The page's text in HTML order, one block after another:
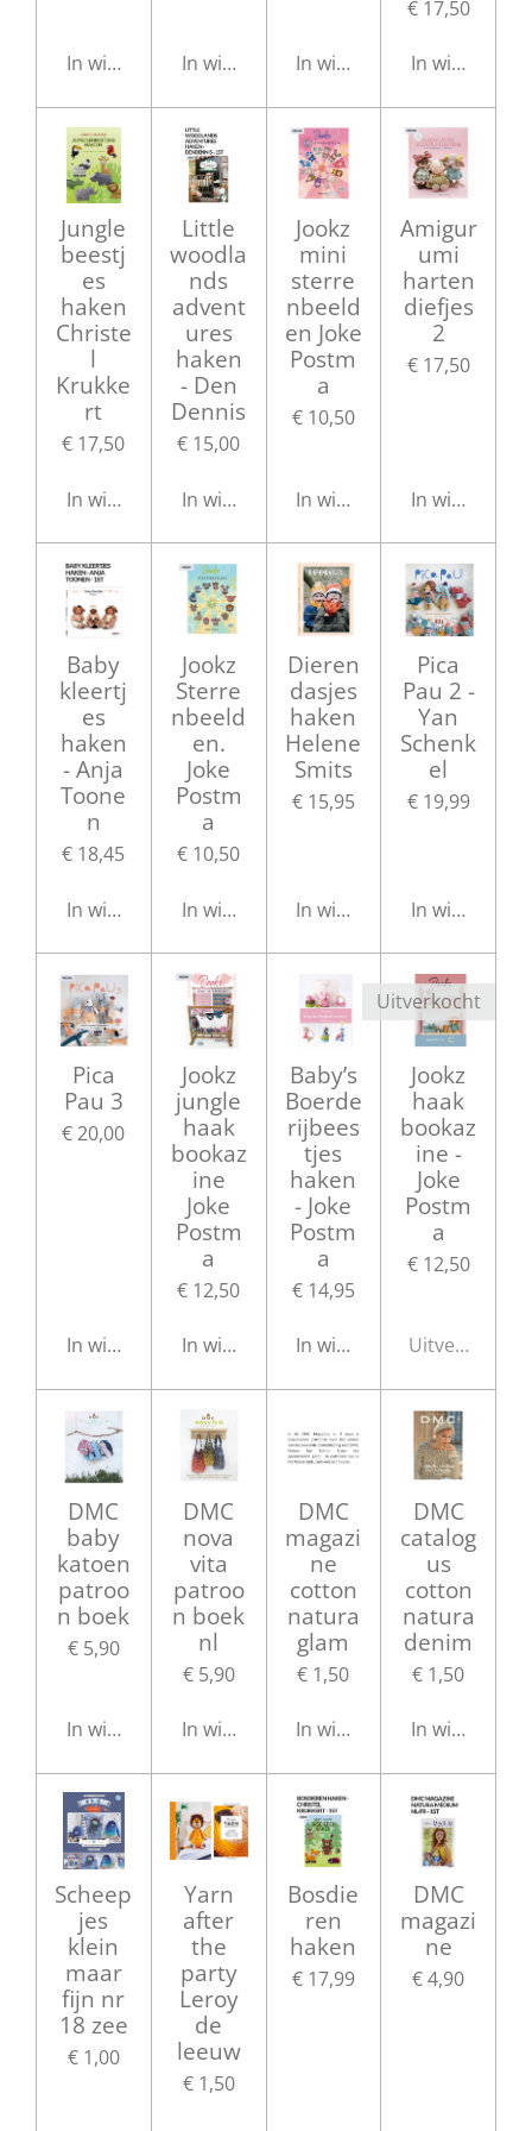
In winkelwagenIn winkelwagenIn winkelwagen
€ 17,50
In
Jungle
beestj
es
haken
Christe
l
Krukke
rt
€ 17,50
In winkelwagen
Little
woodla
nds
advent
ures
haken
- Den
Dennis
€ 15,00
In winkelwagen
Jookz
mini
sterre
nbeeld
en Joke
Postm
a
€ 10,50
In winkelwagen
Amigur
umi
harten
diefjes
2
€ 17,50
In
Baby
kleertj
es
haken
- Anja
Toone
n
€ 18,45
In winkelwagen
Jookz
Sterre
nbeeld
en.
Joke
Postm
a
€ 10,50
In winkelwagen
Dieren
dasjes
haken
Helene
Smits
€ 15,95
In winkelwagen
Pica
Pau 2 -
Yan
Schenk
el
€ 19,99
In
Pica
Pau 3
€ 20,00
In winkelwagen
Jookz
jungle
haak
bookaz
ine
Joke
Postm
a
€ 12,50
In winkelwagen
Baby’s
Boerde
rijbees
tjes
haken
- Joke
Postm
a
€ 14,95
In winkelwagen
Uitverkocht
Jookz
haak
bookaz
ine -
Joke
Postm
a
€ 12,50
Uitverkocht
DMC
baby
katoen
patroo
n boek
€ 5,90
In winkelwagen
DMC
nova
vita
patroo
n boek
nl
€ 5,90
In winkelwagen
DMC
magazi
ne
cotton
natura
glam
€ 1,50
In winkelwagen
DMC
catalog
us
cotton
natura
denim
€ 1,50
In
Scheep
jes
klein
maar
fijn nr
18 zee
€ 1,00
Yarn
after
the
party
Leroy
de
leeuw
€ 1,50
Bosdie
ren
haken
€ 17,99
DMC
magazi
ne
€ 4,90